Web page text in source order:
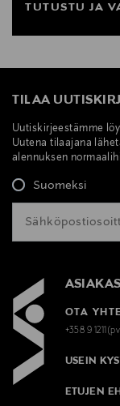
TUTUSTU JA
TILAA
Uutiskirjeestämme
Uutena tilaajana
alennuksen
Suomeksi
OTA
+358 9
USEIN
ETUJEN